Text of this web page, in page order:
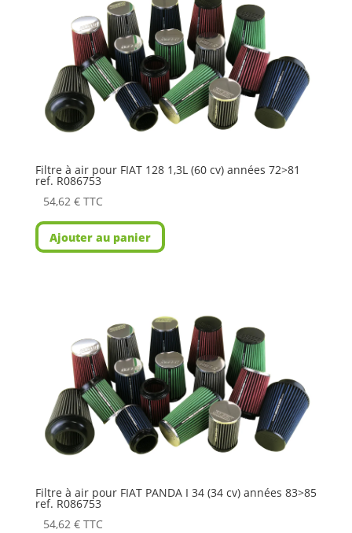
Filtre à air pour FIAT 128 1,3L (60 cv) années 72>81
ref. R086753
54,62 € TTC
Ajouter au panier
Filtre à air pour FIAT PANDA I 34 (34 cv) années 83>85
ref. R086753
54,62 € TTC